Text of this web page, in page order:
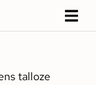
talloze